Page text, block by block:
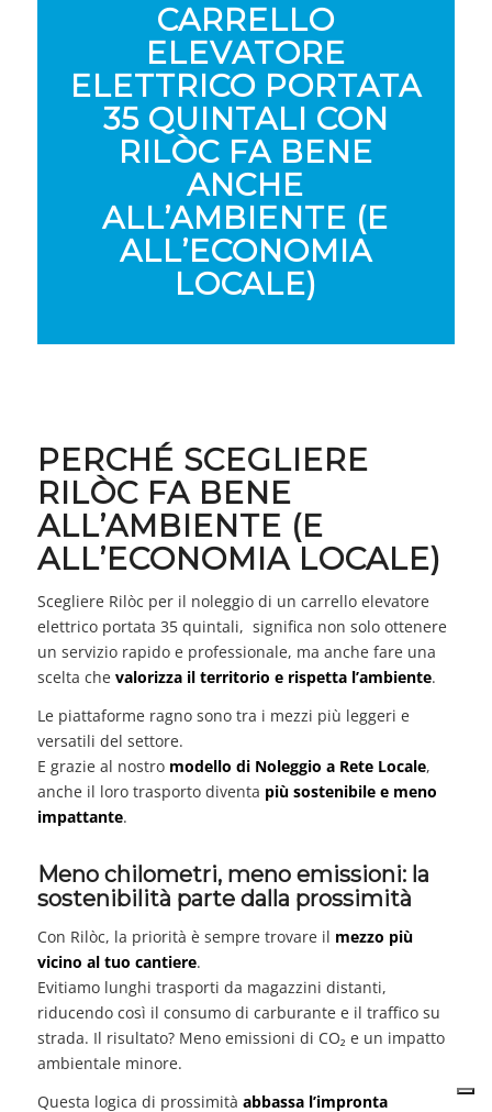
CARRELLO
ELEVATORE
ELETTRICO PORTATA
35 QUINTALI CON
RILÒC FA BENE
ANCHE
ALL’AMBIENTE (E
ALL’ECONOMIA
LOCALE)
PERCHÉ SCEGLIERE
RILÒC FA BENE
ALL’AMBIENTE (E
ALL’ECONOMIA LOCALE)
Scegliere Rilòc per il noleggio di un carrello elevatore
elettrico portata 35 quintali, significa non solo ottenere
un servizio rapido e professionale, ma anche fare una
scelta che valorizza il territorio e rispetta l’ambiente.
Le piattaforme ragno sono tra i mezzi più leggeri e
versatili del settore.
E grazie al nostro modello di Noleggio a Rete Locale,
anche il loro trasporto diventa più sostenibile e meno
impattante.
Meno chilometri, meno emissioni: la
sostenibilità parte dalla prossimità
Con Rilòc, la priorità è sempre trovare il mezzo più
vicino al tuo cantiere.
Evitiamo lunghi trasporti da magazzini distanti,
riducendo così il consumo di carburante e il traffico su
strada. Il risultato? Meno emissioni di CO₂ e un impatto
ambientale minore.
Questa logica di prossimità abbassa l’impronta